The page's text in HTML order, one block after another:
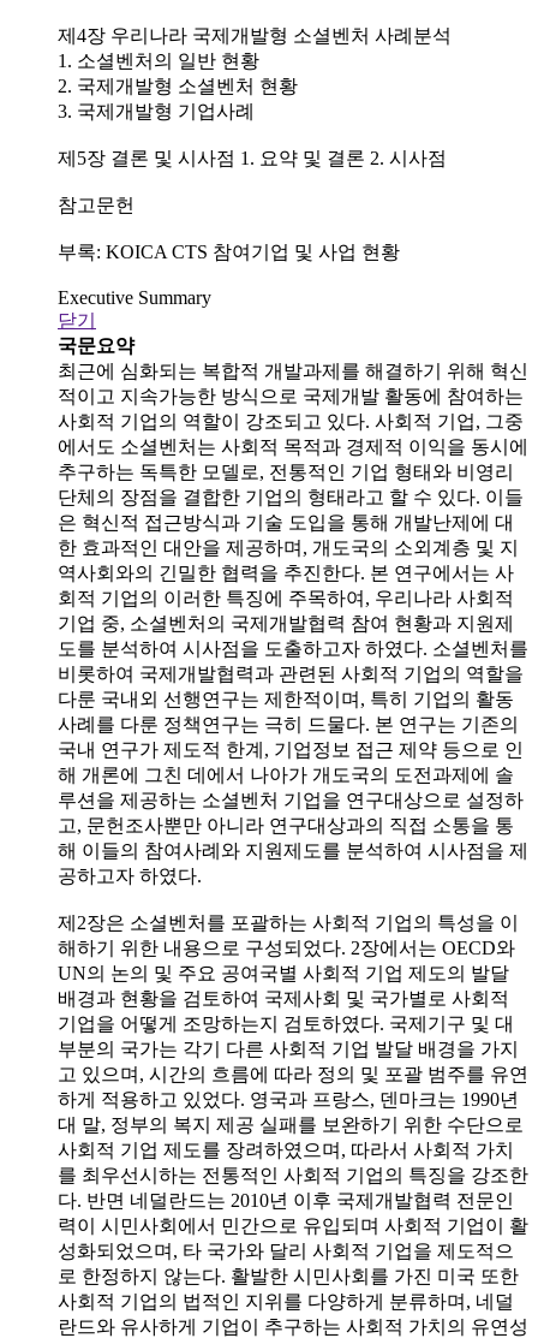
제4장 우리나라 국제개발형 소셜벤처 사례분석
1. 소셜벤처의 일반 현황
2. 국제개발형 소셜벤처 현황
3. 국제개발형 기업사례
제5장 결론 및 시사점 1. 요약 및 결론 2. 시사점
참고문헌
부록: KOICA CTS 참여기업 및 사업 현황
Executive Summary
닫기
국문요약
최근에 심화되는 복합적 개발과제를 해결하기 위해 혁신
적이고 지속가능한 방식으로 국제개발 활동에 참여하는
사회적 기업의 역할이 강조되고 있다. 사회적 기업, 그중
에서도 소셜벤처는 사회적 목적과 경제적 이익을 동시에
추구하는 독특한 모델로, 전통적인 기업 형태와 비영리
단체의 장점을 결합한 기업의 형태라고 할 수 있다. 이들
은 혁신적 접근방식과 기술 도입을 통해 개발난제에 대
한 효과적인 대안을 제공하며, 개도국의 소외계층 및 지
역사회와의 긴밀한 협력을 추진한다. 본 연구에서는 사
회적 기업의 이러한 특징에 주목하여, 우리나라 사회적
기업 중, 소셜벤처의 국제개발협력 참여 현황과 지원제
도를 분석하여 시사점을 도출하고자 하였다. 소셜벤처를
비롯하여 국제개발협력과 관련된 사회적 기업의 역할을
다룬 국내외 선행연구는 제한적이며, 특히 기업의 활동
사례를 다룬 정책연구는 극히 드물다. 본 연구는 기존의
국내 연구가 제도적 한계, 기업정보 접근 제약 등으로 인
해 개론에 그친 데에서 나아가 개도국의 도전과제에 솔
루션을 제공하는 소셜벤처 기업을 연구대상으로 설정하
고, 문헌조사뿐만 아니라 연구대상과의 직접 소통을 통
해 이들의 참여사례와 지원제도를 분석하여 시사점을 제
공하고자 하였다.
제2장은 소셜벤처를 포괄하는 사회적 기업의 특성을 이
해하기 위한 내용으로 구성되었다. 2장에서는 OECD와
UN의 논의 및 주요 공여국별 사회적 기업 제도의 발달
배경과 현황을 검토하여 국제사회 및 국가별로 사회적
기업을 어떻게 조망하는지 검토하였다. 국제기구 및 대
부분의 국가는 각기 다른 사회적 기업 발달 배경을 가지
고 있으며, 시간의 흐름에 따라 정의 및 포괄 범주를 유연
하게 적용하고 있었다. 영국과 프랑스, 덴마크는 1990년
대 말, 정부의 복지 제공 실패를 보완하기 위한 수단으로
사회적 기업 제도를 장려하였으며, 따라서 사회적 가치
를 최우선시하는 전통적인 사회적 기업의 특징을 강조한
다. 반면 네덜란드는 2010년 이후 국제개발협력 전문인
력이 시민사회에서 민간으로 유입되며 사회적 기업이 활
성화되었으며, 타 국가와 달리 사회적 기업을 제도적으
로 한정하지 않는다. 활발한 시민사회를 가진 미국 또한
사회적 기업의 법적인 지위를 다양하게 분류하며, 네덜
란드와 유사하게 기업이 추구하는 사회적 가치의 유연성